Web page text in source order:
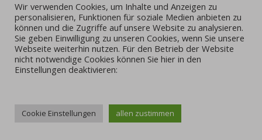
Wir verwenden Cookies, um Inhalte und Anzeigen zu
personalisieren, Funktionen für soziale Medien anbieten zu
können und die Zugriffe auf unsere Website zu analysieren.
Sie geben Einwilligung zu unseren Cookies, wenn Sie unsere
Webseite weiterhin nutzen. Für den Betrieb der Website
nicht notwendige Cookies können Sie hier in den
Einstellungen deaktivieren:
Cookie Einstellungen allen zustimmen